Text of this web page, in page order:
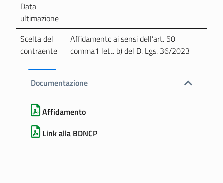
Data
ultimazione
Scelta del
contraente
Affidamento ai sensi dell’art. 50
comma1 lett. b) del D. Lgs. 36/2023
Documentazione
Affidamento
Link alla BDNCP